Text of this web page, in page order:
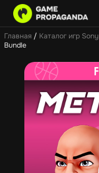
Главная / Каталог игр Sony
Bundle